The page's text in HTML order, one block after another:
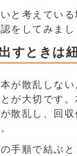
と考えてい
をしてみまし
すときは
が散乱しな
が大切です
散乱し、回
手順で結ぶ